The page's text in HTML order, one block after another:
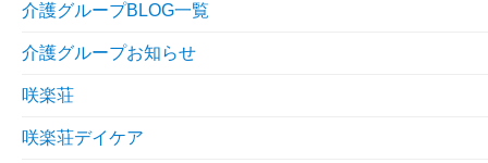
介護グループBLOG一覧
介護グループお知らせ
咲楽荘
咲楽荘デイケア